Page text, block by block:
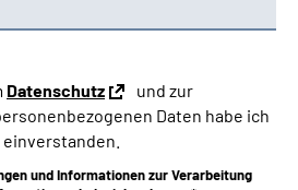
Datenschutz
und zur
Daten habe ich
und Informationen zur Verarbeitung